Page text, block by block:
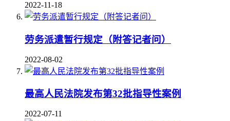
2022-11-18
劳务派遣暂行规定（附答记者问）
2022-08-02
最高人民法院发布第32批指导性案例
2022-07-11